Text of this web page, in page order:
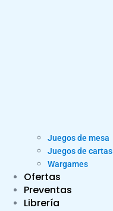
Juegos de mesa
Juegos de cartas
Wargames
Ofertas
Preventas
Librería